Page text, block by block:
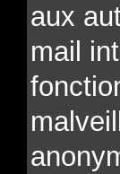
aux
mail